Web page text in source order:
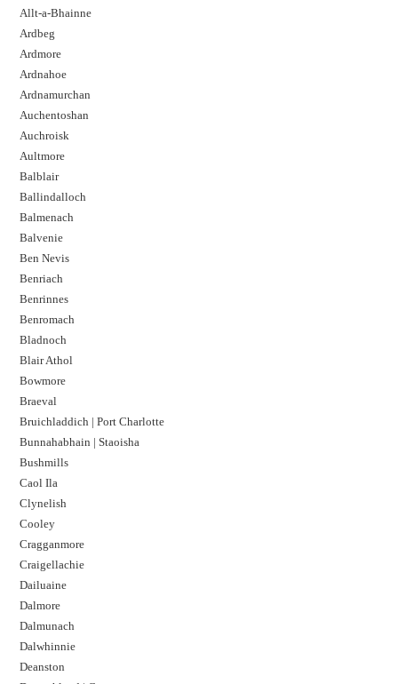
Allt-a-Bhainne
Ardbeg
Ardmore
Ardnahoe
Ardnamurchan
Auchentoshan
Auchroisk
Aultmore
Balblair
Ballindalloch
Balmenach
Balvenie
Ben Nevis
Benriach
Benrinnes
Benromach
Bladnoch
Blair Athol
Bowmore
Braeval
Bruichladdich | Port Charlotte
Bunnahabhain | Staoisha
Bushmills
Caol Ila
Clynelish
Cooley
Cragganmore
Craigellachie
Dailuaine
Dalmore​
Dalmunach
Dalwhinnie
Deanston